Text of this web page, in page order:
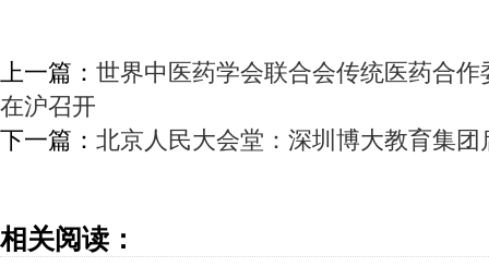
上一篇： 世界中医药学会联合会传统医药合
在沪召开
下一篇： 北京人民大会堂：深圳博大教育集
相关阅读：